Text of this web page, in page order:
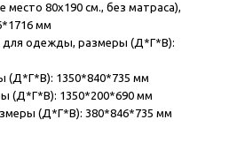
место 80х190 см., без матраса),
мм
для одежды, размеры (Д*Г*В):
(Д*Г*В): 1350*840*735 мм
(Д*Г*В): 1350*200*690 мм
(Д*Г*В): 380*846*735 мм